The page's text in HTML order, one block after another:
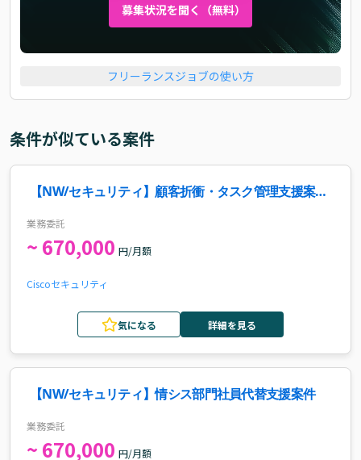
募集状況を聞く（無料）
フリーランスジョブの使い方
条件が似ている案件
【NW/セキュリティ】顧客折衝・タスク管理支援案
業務委託
~ 670,000 円/月額
Ciscoセキュリティ
気になる 詳細を見る
【NW/セキュリティ】情シス部門社員代替支援案件
業務委託
~ 670,000 円/月額